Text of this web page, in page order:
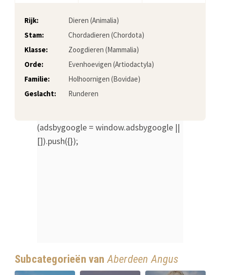
Rijk:
Dieren (Animalia)
Stam:
Chordadieren (Chordota)
Klasse:
Zoogdieren (Mammalia)
Orde:
Evenhoevigen (Artiodactyla)
Familie:
Holhoornigen (Bovidae)
Geslacht:
Runderen
(adsbygoogle = window.adsbygoogle ||
[]).push({});
Subcategorieën van Aberdeen Angus